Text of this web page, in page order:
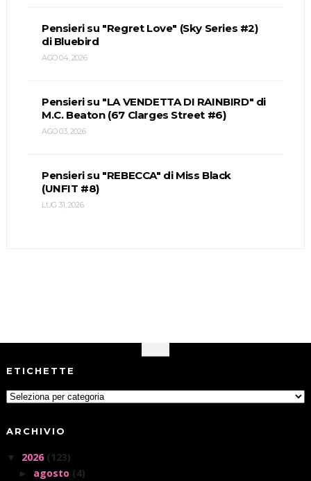
Pensieri su "Regret Love" (Sky Series #2)
di Bluebird
AGO 04, 2026
Pensieri su "LA VENDETTA DI RAINBIRD" di
M.C. Beaton (67 Clarges Street #6)
AGO 03, 2026
Pensieri su "REBECCA" di Miss Black
(UNFIT #8)
LUG 31, 2026
ETICHETTE
ARCHIVIO
▼ 2026 (123)
► agosto (4)